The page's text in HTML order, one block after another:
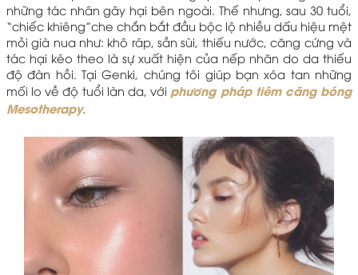
những tác nhân gây hại bên ngoài. Thế nhưng, sau 30 tuổi,
“chiếc khiêng”che chắn bắt đầu bộc lộ nhiều dấu hiệu mệt
mỏi già nua như: khô ráp, sần sùi, thiếu nước, căng cứng và
tác hại kéo theo là sự xuất hiện của nếp nhăn do da thiếu
độ đàn hồi. Tại Genki, chúng tôi giúp bạn xóa tan những
mối lo về độ tuổi làn da, với phương pháp tiêm căng bóng
Mesotherapy.